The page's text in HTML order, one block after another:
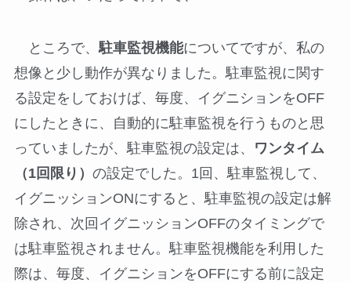
ところで、駐車監視機能についてですが、私の
想像と少し動作が異なりました。駐車監視に関す
る設定をしておけば、毎度、イグニションをOFF
にしたときに、自動的に駐車監視を行うものと思
っていましたが、駐車監視の設定は、
ワンタイム
（1回限り） の設定でした。1回、駐車監視して、
イグニッションONにすると、駐車監視の設定は解
除され、次回イグニッションOFFのタイミングで
は駐車監視されません。駐車監視機能を利用した
際は、毎度、イグニションをOFFにする前に設定